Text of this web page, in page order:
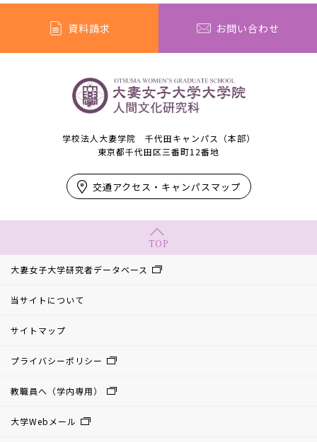
資料請求 お問い合わせ
学校法人大妻学院 千代田キャンパス（本部）
東京都千代田区三番町12番地
交通アクセス・キャンパスマップ
TOP
大妻女子大学研究者データベース
当サイトについて
サイトマップ
プライバシーポリシー
教職員へ（学内専用）
大学Webメール